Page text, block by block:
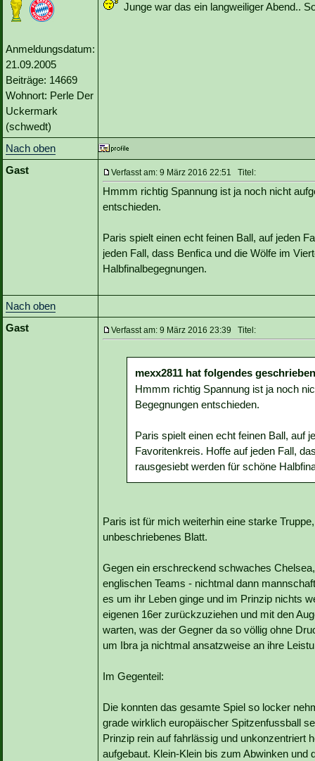
Anmeldungsdatum:
21.09.2005
Beiträge: 14669
Wohnort: Perle Der
Uckermark
(schwedt)
Junge war das ein langweiliger Abend..
Nach oben
Gast
Verfasst am: 9 März 2016 22:51 Titel:
Hmmm richtig Spannung ist ja noch nicht
entschieden.
Paris spielt einen echt feinen Ball, auf jeden
jeden Fall, dass Benfica und die Wölfe im
Halbfinalbegegnungen.
Nach oben
Gast
Verfasst am: 9 März 2016 23:39 Titel:
mexx2811 hat folgendes
Hmmm richtig Spannung ist ja noch
Begegnungen entschieden.
Paris spielt einen echt feinen Ball, auf
Favoritenkreis. Hoffe auf jeden Fall,
rausgesiebt werden für schöne
Paris ist für mich weiterhin eine starke
unbeschriebenes Blatt.
Gegen ein erschreckend schwaches
englischen Teams - nichtmal dann
es um ihr Leben ginge und im Prinzip nichts
eigenen 16er zurückzuziehen und mit den
warten, was der Gegner da so völlig ohne
um Ibra ja nichtmal ansatzweise an ihre
Im Gegenteil:
Die konnten das gesamte Spiel so locker
grade wirklich europäischer Spitzenfussball
Prinzip rein auf fahrlässig und unkonzentriert
aufgebaut. Klein-Klein bis zum Abwinken